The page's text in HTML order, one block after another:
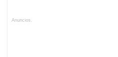
Anuncios.